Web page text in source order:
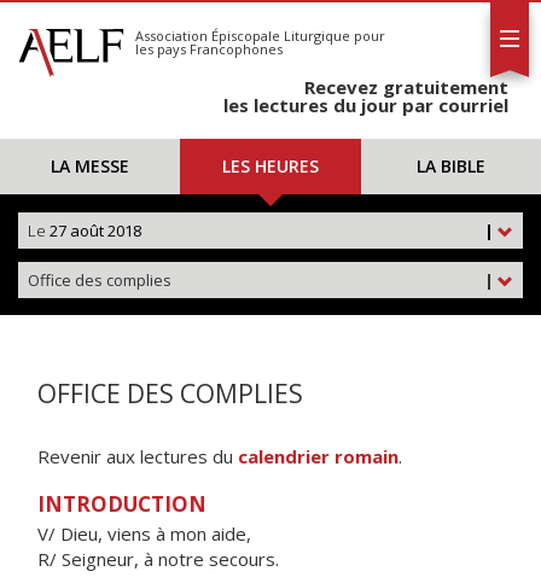
S'abonner
Calendrier
Association Épiscopale Liturgique pour
les pays Francophones
Recevez gratuitement
les lectures du jour par courriel
LA MESSE LES HEURES LA BIBLE
|
Le 27 août 2018
|
Office des complies
OFFICE DES COMPLIES
Revenir aux lectures du calendrier romain.
INTRODUCTION
V/ Dieu, viens à mon aide,
R/ Seigneur, à notre secours.